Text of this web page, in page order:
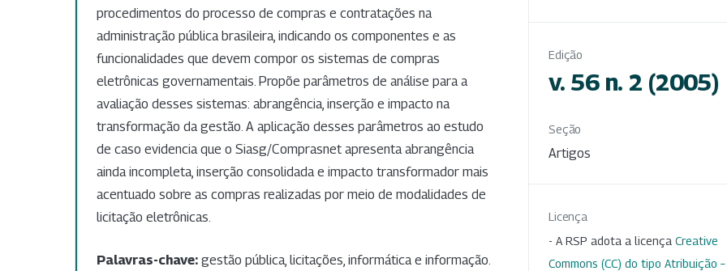
procedimentos do processo de compras e contratações na
administração pública brasileira, indicando os componentes e as
funcionalidades que devem compor os sistemas de compras
eletrônicas governamentais. Propõe parâmetros de análise para a
avaliação desses sistemas: abrangência, inserção e impacto na
transformação da gestão. A aplicação desses parâmetros ao estudo
de caso evidencia que o Siasg/Comprasnet apresenta abrangência
ainda incompleta, inserção consolidada e impacto transformador mais
acentuado sobre as compras realizadas por meio de modalidades de
licitação eletrônicas.
Palavras-chave: gestão pública, licitações, informática e informação.
Edição
v. 56 n. 2 (2005)
Seção
Artigos
Licença
- A RSP adota a licença Creative
Commons (CC) do tipo Atribuição –